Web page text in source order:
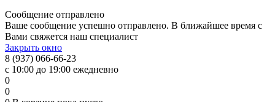
Сообщение отправлено
Ваше сообщение успешно отправлено. В ближайшее время с
Вами свяжется наш специалист
Закрыть окно
8 (937) 066-66-23
с 10:00 до 19:00 ежедневно
0
0